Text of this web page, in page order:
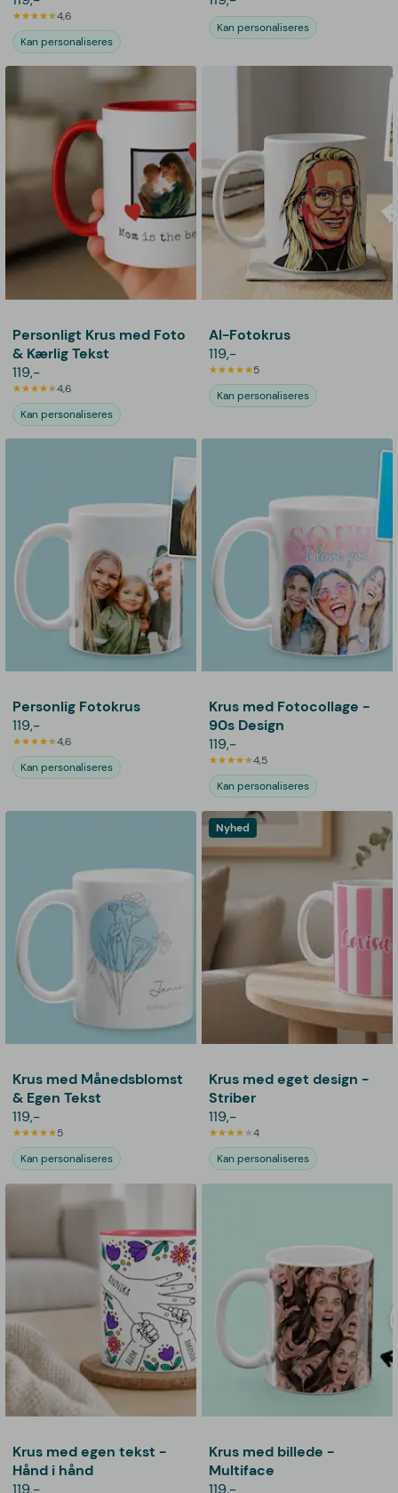
4,6
Kan personaliseres
Kan personaliseres
Personligt Krus med Foto
& Kærlig Tekst
119,-
4,6
Kan personaliseres
AI-Fotokrus
119,-
5
Kan personaliseres
Personlig Fotokrus
119,-
4,6
Kan personaliseres
Krus med Fotocollage -
90s Design
119,-
4,5
Kan personaliseres
Krus med Månedsblomst
& Egen Tekst
119,-
5
Kan personaliseres
Nyhed
Krus med eget design -
Striber
119,-
4
Kan personaliseres
Krus med egen tekst -
Hånd i hånd
119,-
Krus med billede -
Multiface
119,-